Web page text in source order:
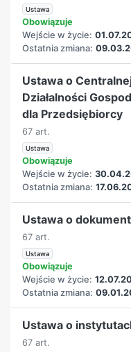
Ustawa
Obowiązuje
Wejście w życie:
Ostatnia zmiana:
Ustawa o
Działalności
dla Przedsiębiorcy
67 art.
Ustawa
Obowiązuje
Wejście w życie:
Ostatnia zmiana:
Ustawa o
67 art.
Ustawa
Obowiązuje
Wejście w życie:
Ostatnia zmiana:
Ustawa o
67 art.